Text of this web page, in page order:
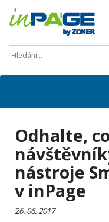
Odhalte,
nástroje
v inPage
26. 06. 2017